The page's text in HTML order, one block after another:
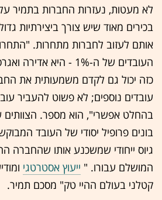
לא מעטות, נעזרות החברות בתמיר
בכירים מאוד שיש צורך ביצירתיות
אותם לעזוב לחברות מתחרות.
העובדים של ה-1% - היא
כזה יכול גם לקדם משמעותית את
עובדים נוספים; לא פשוט להעביר
בהחלט אפשרי", הוא מספר. הצוותים
בונים פרופיל יסודי של העובד המבוקש
גיוס ייחודי שמשכנע אותו שהחברה
המושלם עבורו. " ייעוץ אסטרטגי
קטלני בעולם ההיי טק" מסכם תמיר.